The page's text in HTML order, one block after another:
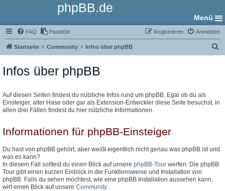
phpBB.de
Menü
FAQ Pastebin Anmelden
Registrieren
Startseite Community Infos über phpBB
Infos über phpBB
Auf diesen Seiten findest du nützliche Infos rund um phpBB. Egal ob du als
Einsteiger, alter Hase oder gar als Extension-Entwickler diese Seite besuchst, in
allen drei Fällen findest du hier nützliche Informationen.
Informationen für phpBB-Einsteiger
Du hast von phpBB gehört, aber weißt eigentlich nicht genau was phpBB ist und
was es kann?
In diesem Fall solltest du einen Blick auf unsere phpBB-Tour werfen. Die phpBB
Tour gibt einen kurzen Einblick in die Funktionsweise und Installation von
phpBB. Falls du sehen möchtest, wie eine phpBB Installation aussehen kann,
wirf einen Blick auf unsere Community